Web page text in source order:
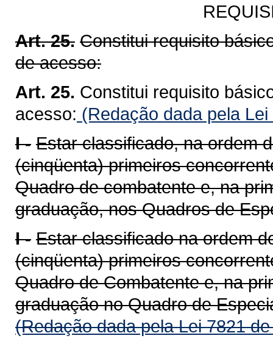
Art. 25. Constitui requisito
de acesso:
Art. 25. Constitui requisito
acesso: (Redação dada pela
I - Estar classificado, na ordem
(cinqüenta) primeiros
Quadro de combatente e, na
graduação, nos Quadros de
I - Estar classificado na ordem
(cinqüenta) primeiros
Quadro de Combatente e, na
graduação no Quadro de
(Redação dada pela Lei 7821